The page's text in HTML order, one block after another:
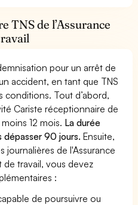
TNS de l’Assurance
pour un arrêt de
accident, en tant que TNS
conditions. Tout d’abord,
Cariste réceptionnaire de
12 mois. La durée
90 jours. Ensuite,
journalières de l'Assurance
travail, vous devez
:
de poursuivre ou